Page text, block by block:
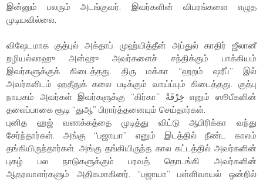
இன்னும் பலரும் அடங்குவர். இவர்களின் விபரங்களை எழுத
முடியவில்லை.
விஷேடமாக குத்புல் அக்தாப் முஹ்யித்தீன் அப்துல் காதிர் ஜீலானீ
றழியல்லாஹு அன்ஹு அவர்களைச் சந்திக்கும் பாக்கியம்
இவர்களுக்குக் கிடைத்தது. திரு மக்கா “ஹறம் ஷரீப்” இல்
அவர்களிடம் ஹதீதுக் கலை படிக்கும் வாய்ப்பும் கிடைத்தது. குத்பு
நாயகம் அவர்கள் இவர்களுக்கு “கிர்கா” خِرْقَةْ எனும் ஸூபீகளின்
தலைப்பாகை சூடி “துஆ” பிரார்த்தனையும் செய்தார்கள்.
புனித ஹஜ் வணக்கத்தை முடித்து விட்டு ஆபிரிக்கா வந்து
சேர்ந்தார்கள். அங்கு “பஜாயா” எனும் இடத்தில் நீண்ட காலம்
தங்கியிருந்தார்கள். அங்கு தங்கியிருந்த கால கட்டத்தில் அவர்களின்
புகழ் பல நாடுகளுக்கும் பரவத் தொடங்கி அவர்களின்
ஆதரவாளர்களும் அதிகமாகினர். “பஜாயா” பள்ளிவாயல் ஒன்றில்